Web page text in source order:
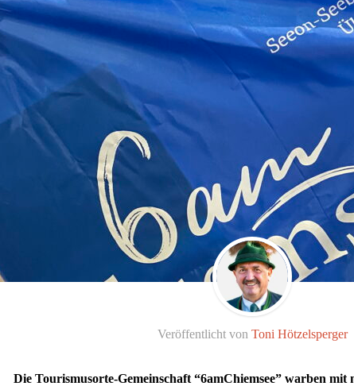
Veröffentlicht von Toni Hötzelsperger
Die Tourismusorte-Gemeinschaft “6amChiemsee” warben mit